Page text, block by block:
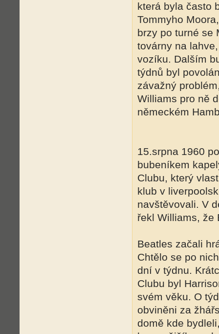
která byla často
Tommyho
brzy po turné se
továrny na
vozíku. Dalším
týdnů byl
závažný
Williams pro ně
německém
15.srpna 1960
bubeníkem
Clubu, který
klub v
navštěvovali. V
řekl Williams, že
Beatles začali
Chtělo se po
dní v týdnu.
Clubu byl
svém věku. O
obviněni za
domě kde